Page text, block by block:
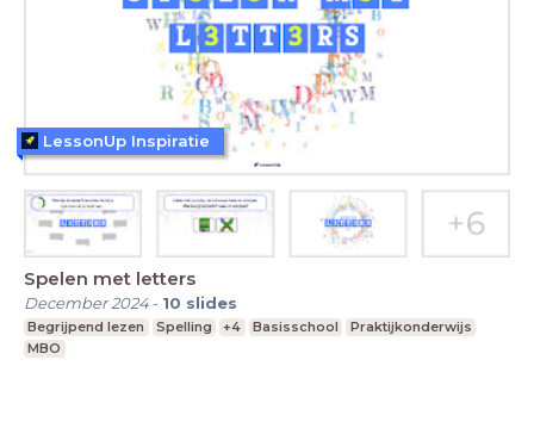
Spelen met letters
December 2024- 10 slides
Begrijpend lezen Spelling +4 Basisschool
Praktijkonderwijs
MBO
LessonUp Inspiratie